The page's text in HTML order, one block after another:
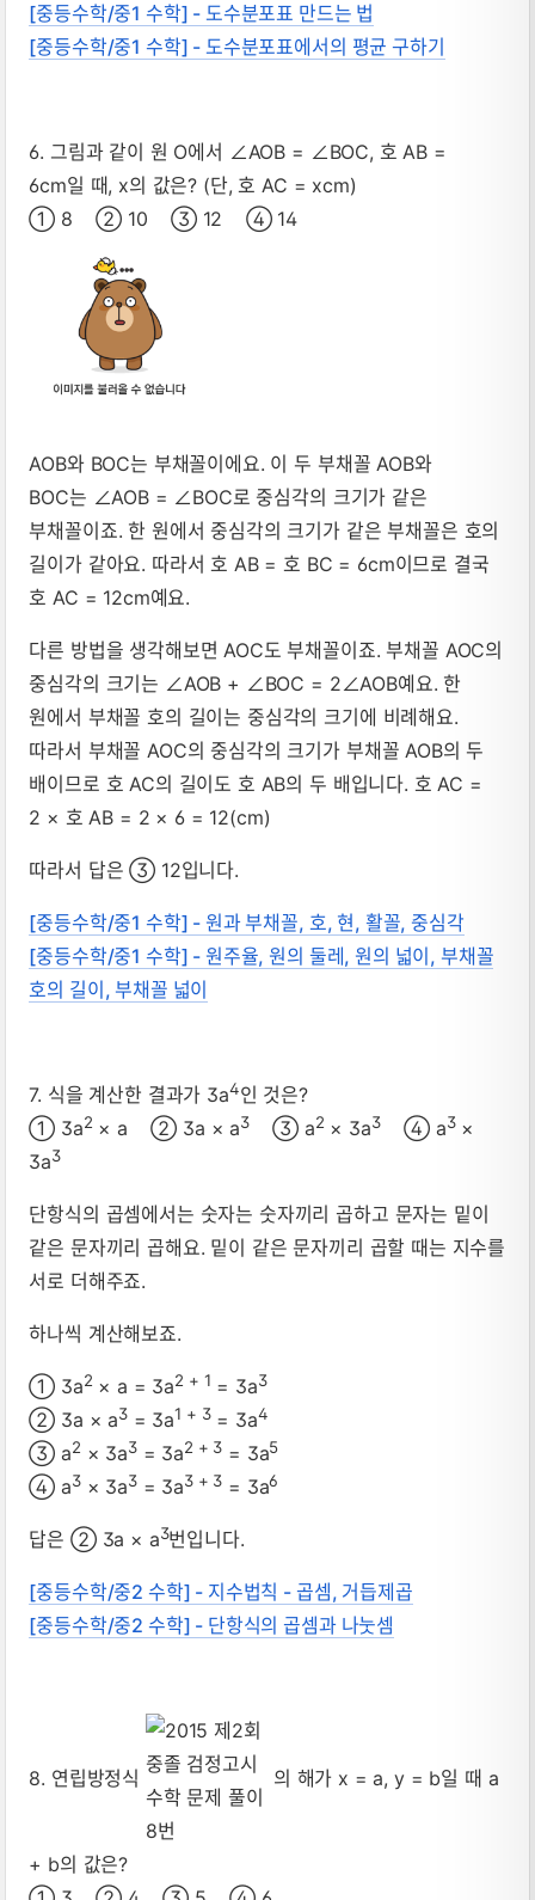
[중등수학/중1 수학] - 도수분포표 만드는 법
[중등수학/중1 수학] - 도수분포표에서의 평균 구하기
6. 그림과 같이 원 O에서 ∠AOB = ∠BOC, 호 AB =
6cm일 때, x의 값은? (단, 호 AC = xcm)
① 8 ② 10 ③ 12 ④ 14
AOB와 BOC는 부채꼴이에요. 이 두 부채꼴 AOB와
BOC는 ∠AOB = ∠BOC로 중심각의 크기가 같은
부채꼴이죠. 한 원에서 중심각의 크기가 같은 부채꼴은 호의
길이가 같아요. 따라서 호 AB = 호 BC = 6cm이므로 결국
호 AC = 12cm예요.
다른 방법을 생각해보면 AOC도 부채꼴이죠. 부채꼴 AOC의
중심각의 크기는 ∠AOB + ∠BOC = 2∠AOB예요. 한
원에서 부채꼴 호의 길이는 중심각의 크기에 비례해요.
따라서 부채꼴 AOC의 중심각의 크기가 부채꼴 AOB의 두
배이므로 호 AC의 길이도 호 AB의 두 배입니다. 호 AC =
2 × 호 AB = 2 × 6 = 12(cm)
따라서 답은 ③ 12입니다.
[중등수학/중1 수학] - 원과 부채꼴, 호, 현, 활꼴, 중심각
[중등수학/중1 수학] - 원주율, 원의 둘레, 원의 넓이, 부채꼴
호의 길이, 부채꼴 넓이
7. 식을 계산한 결과가 3a4인 것은?
① 3a2 × a ② 3a × a3③ a2 × 3a3④ a3×
3a3
단항식의 곱셈에서는 숫자는 숫자끼리 곱하고 문자는 밑이
같은 문자끼리 곱해요. 밑이 같은 문자끼리 곱할 때는 지수를
서로 더해주죠.
하나씩 계산해보죠.
① 3a2 × a = 3a2 + 1 = 3a3
② 3a × a3= 3a1 + 3= 3a4
③ a2 × 3a3= 3a2 + 3 = 3a5
④ a3× 3a3= 3a3 + 3 = 3a6
답은 ② 3a × a3번입니다.
[중등수학/중2 수학] - 지수법칙 - 곱셈, 거듭제곱
[중등수학/중2 수학] - 단항식의 곱셈과 나눗셈
8. 연립방정식 의 해가 x = a, y = b일 때 a
+ b의 값은?